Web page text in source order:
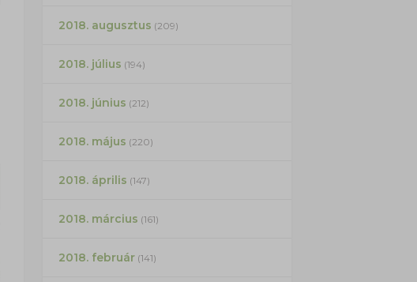
2018. augusztus (209)
2018. július (194)
2018. június (212)
2018. május (220)
2018. április (147)
2018. március (161)
2018. február(141)